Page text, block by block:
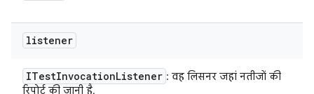
listener
ITestInvocationListener : वह लिसनर जहां नतीजों की
रिपोर्ट की जानी है.